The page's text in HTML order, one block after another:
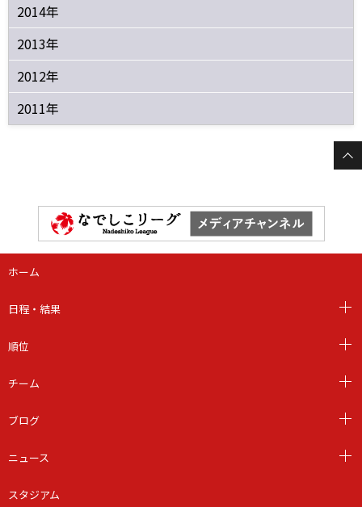
2014年
2013年
2012年
2011年
ホーム
日程・結果
順位
チーム
ブログ
ニュース
スタジアム